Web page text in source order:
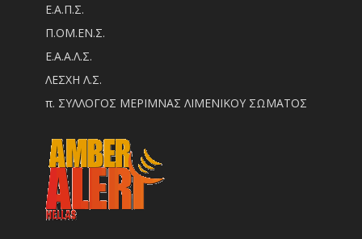
Ε.Α.Π.Σ.
Π.ΟM.EN.Σ.
Ε.Α.Α.Λ.Σ.
ΛΕΣΧΗ Λ.Σ.
π. ΣΥΛΛΟΓΟΣ ΜΕΡΙΜΝΑΣ ΛΙΜΕΝΙΚΟΥ ΣΩΜΑΤΟΣ